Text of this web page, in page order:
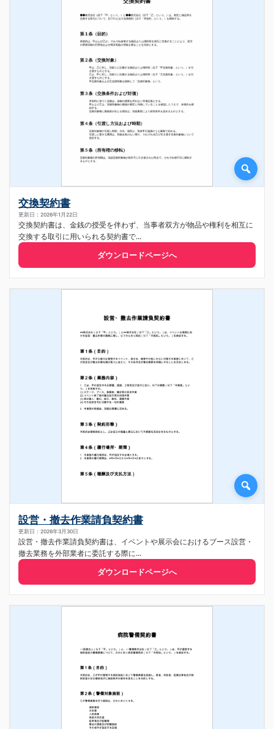
交換契約書
更新日：2026年1月22日
交換契約書は、金銭の授受を伴わず、当事者双方が物品や権利を相互に
交換する取引に用いられる契約書で...
ダウンロードページへ
設営・撤去作業請負契約書
更新日：2026年3月30日
設営・撤去作業請負契約書は、イベントや展示会におけるブース設営・
撤去業務を外部業者に委託する際に...
ダウンロードページへ